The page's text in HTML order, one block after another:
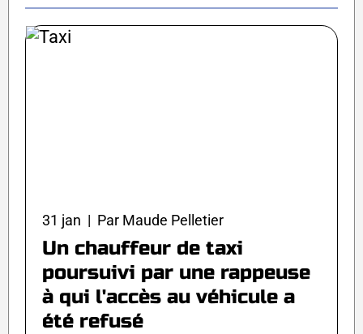
31 jan | Par Maude Pelletier
Un chauffeur de taxi
poursuivi par une rappeuse
à qui l'accès au véhicule a
été refusé